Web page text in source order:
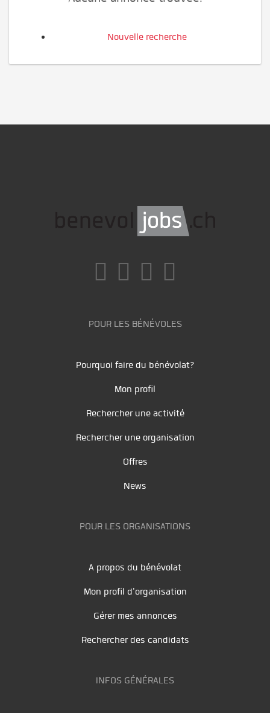
Nouvelle recherche
POUR LES BÉNÉVOLES
Pourquoi faire du bénévolat?
Mon profil
Rechercher une activité
Rechercher une organisation
Offres
News
POUR LES ORGANISATIONS
A propos du bénévolat
Mon profil d'organisation
Gérer mes annonces
Rechercher des candidats
INFOS GÉNÉRALES